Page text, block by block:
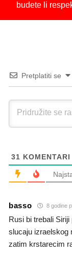
budete li
Pretplatiti se
31 KOMENTARI
basso 8 godine
Rusi bi trebali
slucaju izraelskog
zatim krstarecim